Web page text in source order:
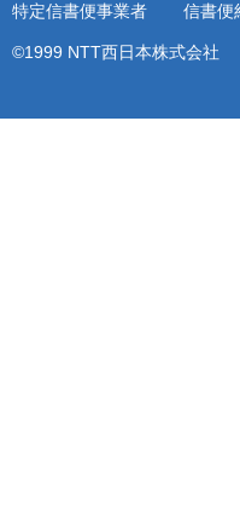
特定信書便事業者 信書便
©1999 NTT西日本株式会社